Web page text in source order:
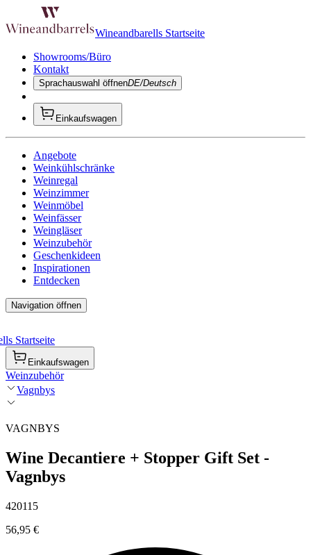
Wineandbarells Startseite
Showrooms/Büro
Kontakt
Sprachauswahl öffnenDE/Deutsch
Einkaufswagen
Angebote
Weinkühlschränke
Weinregal
Weinzimmer
Weinmöbel
Weinfässer
Weingläser
Weinzubehör
Geschenkideen
Inspirationen
Entdecken
Navigation öffnen
Startseite
Einkaufswagen
Weinzubehör
Vagnbys
VAGNBYS
Wine Decantiere + Stopper Gift Set -
Vagnbys
420115
56,95 €